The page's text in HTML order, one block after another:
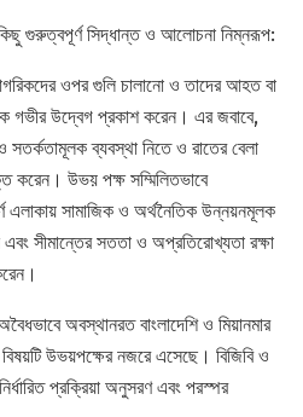
গুরুত্বপূর্ণ সিদ্ধান্ত ও আলোচনা নিম্নরূপ:
ওপর গুলি চালানো ও তাদের আহত বা
গভীর উদ্বেগ প্রকাশ করেন। এর জবাবে,
ব্যবস্থা নিতে ও রাতের বেলা
করেন। উভয় পক্ষ সম্মিলিতভাবে
এলাকায় সামাজিক ও অর্থনৈতিক উন্নয়নমূলক
সীমান্তের সততা ও অপ্রতিরোখ্যতা রক্ষা
অবস্থানরত বাংলাদেশি ও মিয়ানমার
উভয়পক্ষের নজরে এসেছে। বিজিবি ও
প্রক্রিয়া অনুসরণ এবং পরস্পর